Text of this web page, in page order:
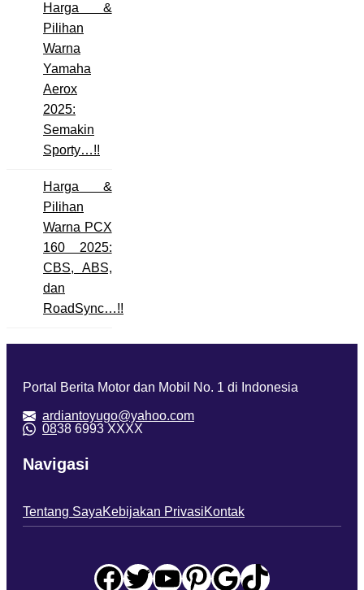
Harga &
Pilihan
Warna
Yamaha
Aerox
2025:
Semakin
Sporty…!!
Harga &
Pilihan
Warna PCX
160 2025:
CBS, ABS,
dan
RoadSync…!!
Portal Berita Motor dan Mobil No. 1 di Indonesia
ardiantoyugo@yahoo.com
0838 6993 XXXX
Navigasi
Tentang SayaKebijakan PrivasiKontak
Facebook
Twitter
YouTube
Pinterest
Google
TikTok